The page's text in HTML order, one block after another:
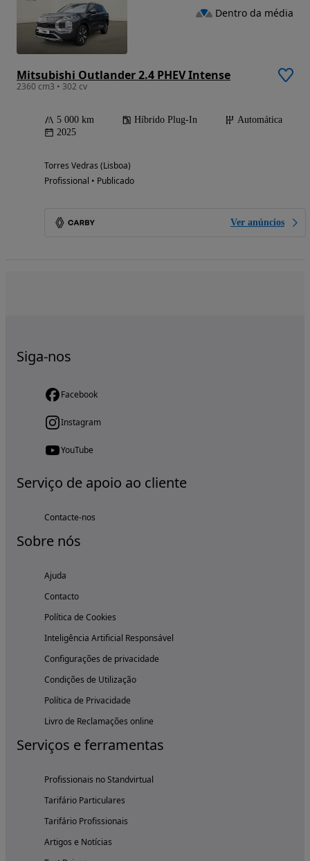
Mitsubishi Outlander 2.4 PHEV Intense
2360 cm3 • 302 cv
5 000 km Híbrido Plug-In
Automática
2025
Torres Vedras (Lisboa)
Profissional • Publicado
Ver anúncios
Dentro da média
Siga-nos
Facebook
Instagram
YouTube
Serviço de apoio ao cliente
Contacte-nos
Sobre nós
Ajuda
Contacto
Política de Cookies
Inteligência Artificial Responsável
Configurações de privacidade
Condições de Utilização
Política de Privacidade
Livro de Reclamações online
Serviços e ferramentas
Profissionais no Standvirtual
Tarifário Particulares
Tarifário Profissionais
Artigos e Notícias